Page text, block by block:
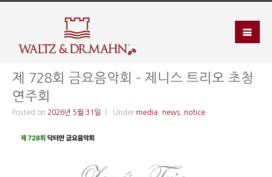
제 728회 금요음악회 – 제니스 트리오 초청
연주회
Posted on 2026년 5월 31일 Under media news notice